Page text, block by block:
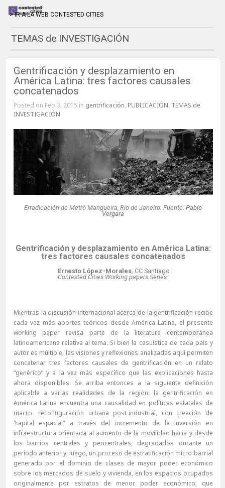
> IR A LA WEB CONTESTED CITIES
TEMAS de INVESTIGACIÓN
Gentrificación y desplazamiento en
América Latina: tres factores causales
concatenados
Posted on Feb 3, 2015 in gentrificación, PUBLICACIÓN, TEMAS de
INVESTIGACIÓN
Erradicación de Metrô Mangueira, Rio de Janeiro. Fuente:Pablo
Vergara
Gentrificación y desplazamiento en América Latina:
tres factores causales concatenados
Ernesto López-Morales , CC Santiago
Contested Cities Working papers Series
Mientras la discusión internacional acerca de la gentrificación recibe
cada vez más aportes teóricos desde América Latina, el presente
working paper revisa parte de la literatura contemporánea
latinoamericana relativa al tema. Si bien la casuística de cada país y
autor es múltiple, las visiones y reflexiones analizadas aquí permiten
concatenar tres factores causales de gentrificación en un relato
“genérico” y a la vez más específico que las explicaciones hasta
ahora disponibles. Se arriba entonces a la siguiente definición
aplicable a varias realidades de la región: la gentrificación en
América Latina encuentra una causalidad en políticas estatales de
macro‐ reconfiguración urbana post‐industrial, con creación de
“capital espacial” a través del incremento de la inversión en
infraestructura orientada al aumento de la movilidad hacia y desde
los barrios centrales y pericentrales, degradados durante un
período anterior y, luego, un proceso de estratificación micro‐barrial
generado por el dominio de clases de mayor poder económico
sobre los mercados de suelo y vivienda, en los espacios ocupados
originalmente por estratos de menor poder económico, que